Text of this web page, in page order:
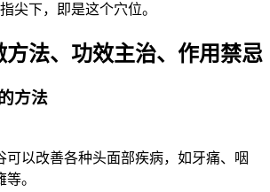
尖下，即是这个穴位。
法、功效主治、作用禁忌
方法
可以改善各种头面部疾病，如牙痛、咽
。